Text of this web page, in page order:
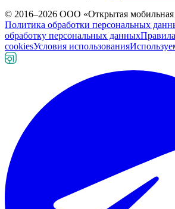
© 2016–2026 ООО «Открытая мобильная
Политика обработки персональных
обработку персональных данных
cookiesУсловия использования